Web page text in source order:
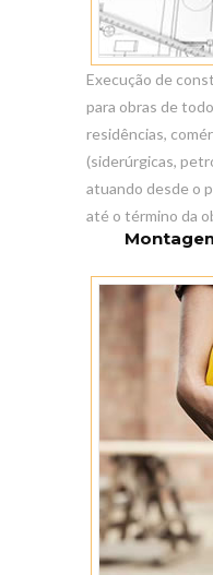
Execução de
para obras de
residências,
(siderúrgicas,
atuando desde o
até o término da